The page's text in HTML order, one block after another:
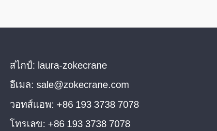
สไกป์: laura-zokecrane
อีเมล: sale@zokecrane.com
วอทส์แอพ: +86 193 3738 7078
โทรเลข: +86 193 3738 7078